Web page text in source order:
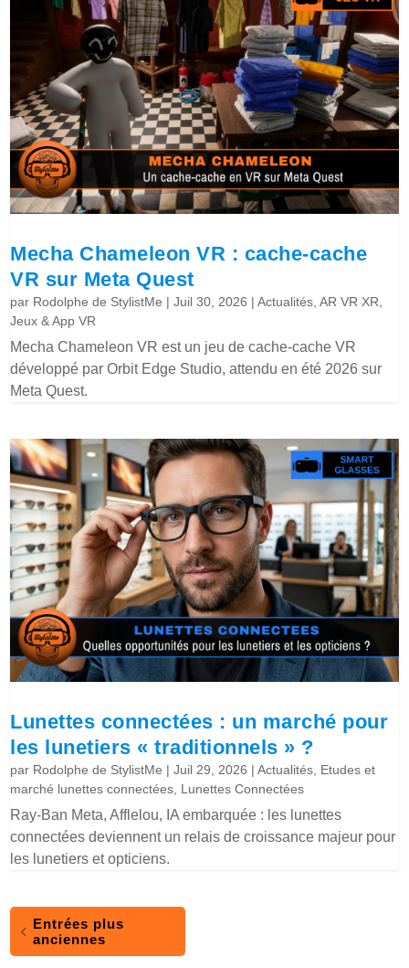
Mecha Chameleon VR : cache-cache
VR sur Meta Quest
par Rodolphe de StylistMe |Juil 30, 2026 |Actualités ,AR VR XR
Jeux & App VR
Mecha Chameleon VR est un jeu de cache-cache VR
développé par Orbit Edge Studio, attendu en été 2026 sur
Meta Quest.
Lunettes connectées : un marché pour
les lunetiers « traditionnels » ?
par Rodolphe de StylistMe |Juil 29, 2026 |Actualités Etudes et
marché lunettes connectées Lunettes Connectées
Ray-Ban Meta, Afflelou, IA embarquée : les lunettes
connectées deviennent un relais de croissance majeur pour
les lunetiers et opticiens.
Entrées plus
anciennes